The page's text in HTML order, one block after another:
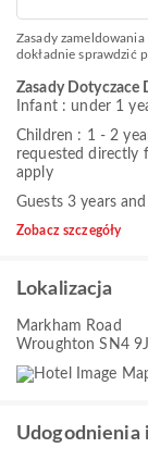
Zasady
dokładnie sprawdzić
Zasady Dotyczace
Infant : under 1
Children : 1 - 2
requested directly
apply
Guests 3 years
Zobacz szczegóły
Lokalizacja
Markham Road
Wroughton SN4
Udogodnienia